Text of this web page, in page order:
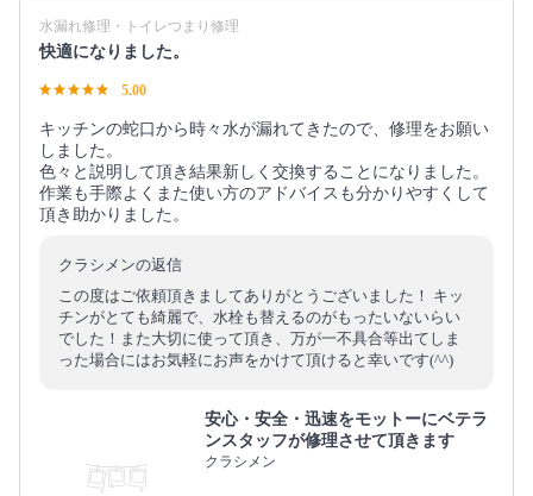
水漏れ修理・トイレつまり修理
快適になりました。
5.00
キッチンの蛇口から時々水が漏れてきたので、修理をお願い
しました。
色々と説明して頂き結果新しく交換することになりました。
作業も手際よくまた使い方のアドバイスも分かりやすくして
頂き助かりました。
クラシメンの返信
この度はご依頼頂きましてありがとうございました！ キッ
チンがとても綺麗で、水栓も替えるのがもったいないらい
でした！また大切に使って頂き、万が一不具合等出てしま
った場合にはお気軽にお声をかけて頂けると幸いです(^^)
安心・安全・迅速をモットーにベテラ
ンスタッフが修理させて頂きます
クラシメン